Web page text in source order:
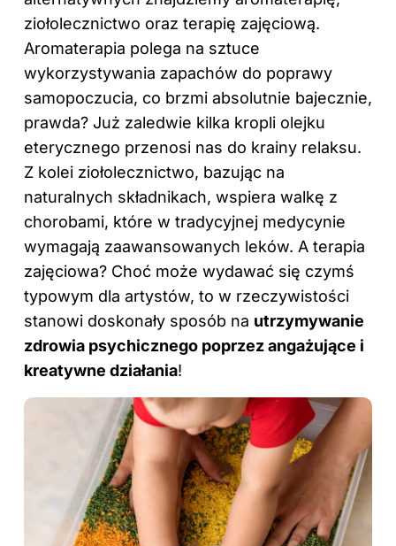
ziołolecznictwo oraz terapię zajęciową.
Aromaterapia polega na sztuce
wykorzystywania zapachów do poprawy
samopoczucia, co brzmi absolutnie bajecznie,
prawda? Już zaledwie kilka kropli olejku
eterycznego przenosi nas do krainy relaksu.
Z kolei ziołolecznictwo, bazując na
naturalnych składnikach, wspiera walkę z
chorobami, które w tradycyjnej medycynie
wymagają zaawansowanych leków. A terapia
zajęciowa? Choć może wydawać się czymś
typowym dla artystów, to w rzeczywistości
stanowi doskonały sposób na utrzymywanie
zdrowia psychicznego poprzez angażujące i
kreatywne działania!